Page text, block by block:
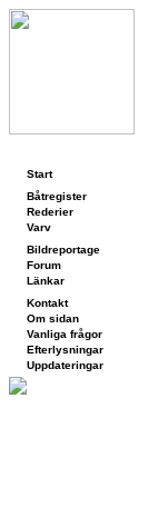
Start
Båtregister
Rederier
Varv
Bildreportage
Forum
Länkar
Kontakt
Om sidan
Vanliga frågor
Efterlysningar
Uppdateringar